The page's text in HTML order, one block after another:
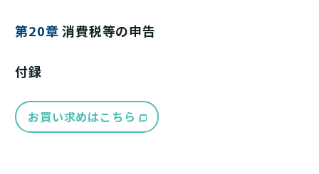
第20章消費税等の申告
付録
お買い求めはこちら